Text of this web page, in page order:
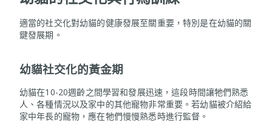
適當的社交化對幼貓的健康發展至關重要，特別是在幼貓的關
鍵發展期。
幼貓社交化的黃金期
幼貓在10-20週齡之間學習和發展迅速，這段時間讓牠們熟悉
人、各種情況以及家中的其他寵物非常重要。若幼貓被介紹給
家中年長的寵物，應在牠們慢慢熟悉時進行監督。